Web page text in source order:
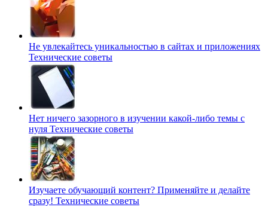
Не увлекайтесь уникальностью в сайтах и приложениях
Технические советы
Нет ничего зазорного в изучении какой-либо темы с
нуля Технические советы
Изучаете обучающий контент? Применяйте и делайте
сразу! Технические советы